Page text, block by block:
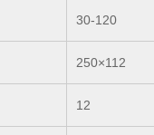
30-120
250×112
12